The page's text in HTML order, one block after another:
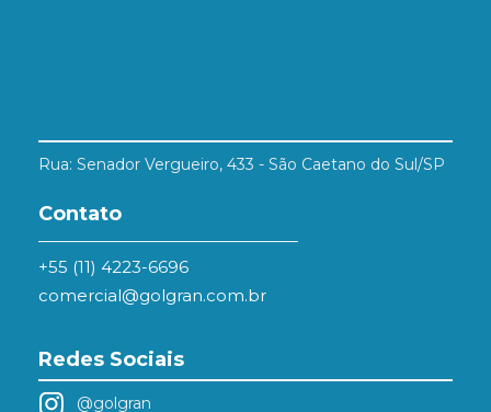
Rua: Senador Vergueiro, 433 - São Caetano do Sul/SP
Contato
+55 (11) 4223-6696
comercial@golgran.com.br
Redes Sociais
@golgran